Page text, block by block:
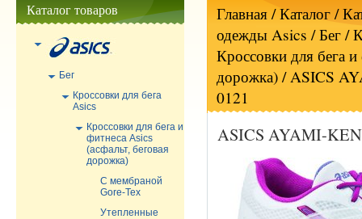
Главная/ Каталог /
одежды Asics /Бег/
Кроссовки для бега
дорожка)/ ASICS
0121
ASICS AYAMI-
Каталог товаров
Бег
Кроссовки для бега
Asics
Кроссовки для бега и
фитнеса Asics
(асфальт, беговая
дорожка)
С мембраной
Gore-Tex
Утепленные